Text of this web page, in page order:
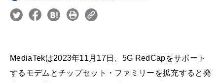
MediaTekは2023年11月17日、5G RedCapをサポート
するモデムとチップセット・ファミリーを拡充すると発